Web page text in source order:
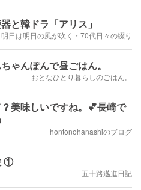
と韓ドラ「アリス」
明日は明日の風が吹く・70代日々の綴り
ゃんぽんで昼ごはん。
おとなひとり暮らしのごはん。
美味しいですね。💕長崎で
hontonohanashiのブログ
①
五十路邁進日記